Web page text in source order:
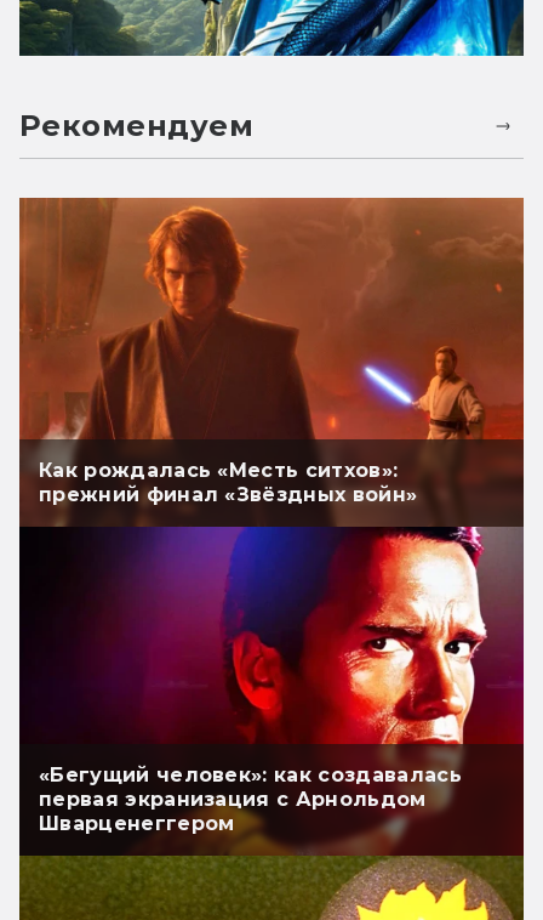
Рекомендуем
Как рождалась «Месть ситхов»:
прежний финал «Звёздных войн»
«Бегущий человек»: как создавалась
первая экранизация с Арнольдом
Шварценеггером